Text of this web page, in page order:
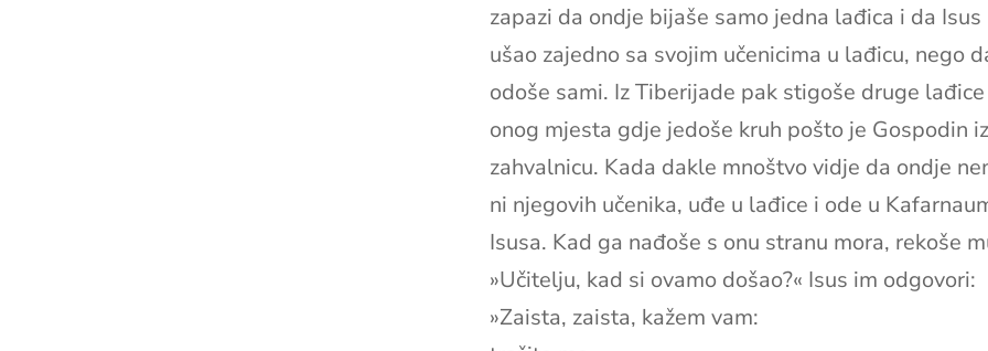
zapazi da ondje bijaše samo jedna lađica i da
ušao zajedno sa svojim učenicima u lađicu, nego
odoše sami. Iz Tiberijade pak stigoše druge
onog mjesta gdje jedoše kruh pošto je Gospodin
zahvalnicu. Kada dakle mnoštvo vidje da ondje
ni njegovih učenika, uđe u lađice i ode u
Isusa. Kad ga nađoše s onu stranu mora, rekoše
»Učitelju, kad si ovamo došao?« Isus im odgovori:
»Zaista, zaista, kažem vam: